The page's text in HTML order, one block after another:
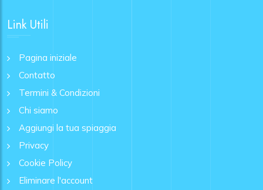
Link Utili
Pagina iniziale
Contatto
Termini & Condizioni
Chi siamo
Aggiungi la tua spiaggia
Privacy
Cookie Policy
Eliminare l'account